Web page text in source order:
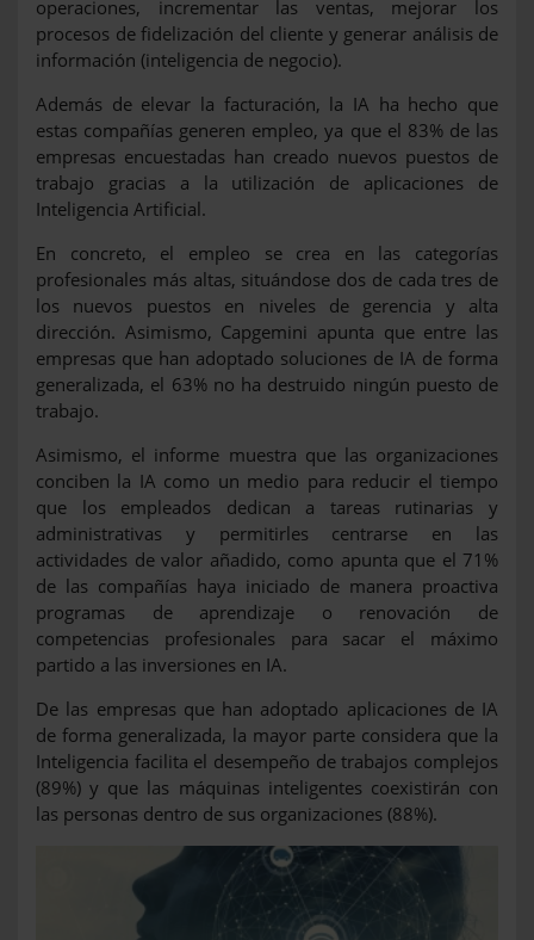
operaciones, incrementar las ventas, mejorar los
procesos de fidelización del cliente y generar análisis de
información (inteligencia de negocio).
Además de elevar la facturación, la IA ha hecho que
estas compañías generen empleo, ya que el 83% de las
empresas encuestadas han creado nuevos puestos de
trabajo gracias a la utilización de aplicaciones de
Inteligencia Artificial.
En concreto, el empleo se crea en las categorías
profesionales más altas, situándose dos de cada tres de
los nuevos puestos en niveles de gerencia y alta
dirección. Asimismo, Capgemini apunta que entre las
empresas que han adoptado soluciones de IA de forma
generalizada, el 63% no ha destruido ningún puesto de
trabajo.
Asimismo, el informe muestra que las organizaciones
conciben la IA como un medio para reducir el tiempo
que los empleados dedican a tareas rutinarias y
administrativas y permitirles centrarse en las
actividades de valor añadido, como apunta que el 71%
de las compañías haya iniciado de manera proactiva
programas de aprendizaje o renovación de
competencias profesionales para sacar el máximo
partido a las inversiones en IA.
De las empresas que han adoptado aplicaciones de IA
de forma generalizada, la mayor parte considera que la
Inteligencia facilita el desempeño de trabajos complejos
(89%) y que las máquinas inteligentes coexistirán con
las personas dentro de sus organizaciones (88%).